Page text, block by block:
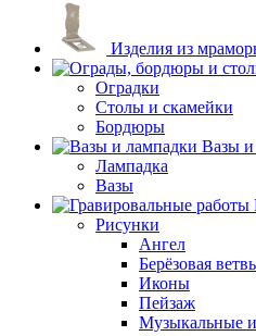
Изделия из
Оградки
Столы и скамейки
Бордюры
Вазы и
Лампадка
Вазы
Рисунки
Ангел
Берёзовая ветвь
Иконы
Пейзаж
Музыкальные